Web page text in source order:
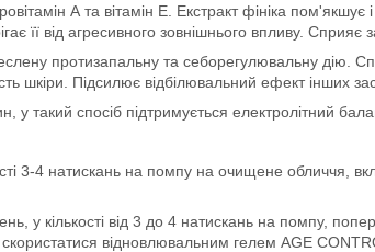
А та вітамін Е. Екстракт фініка
її від агресивного зовнішнього впливу.
протизапальну та себорегулювальну дію.
шкіри. Підсилює відбілювальний ефект інших
у такий спосіб підтримується електролітний
3-4 натискань на помпу на очищене обличчя,
у кількості від 3 до 4 натискань на помпу,
скористатися відновлювальним гелем AGE